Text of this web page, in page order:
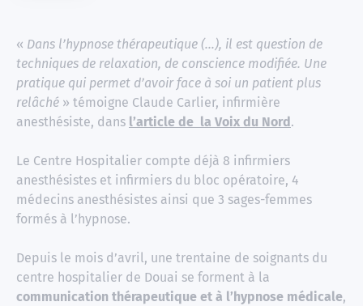
« Dans l’hypnose thérapeutique (…), il est question de
techniques de relaxation, de conscience modifiée. Une
pratique qui permet d’avoir face à soi un patient plus
relâché » témoigne Claude Carlier, infirmière
anesthésiste, dans l’article de la Voix du Nord.
Le Centre Hospitalier compte déjà 8 infirmiers
anesthésistes et infirmiers du bloc opératoire, 4
médecins anesthésistes ainsi que 3 sages-femmes
formés à l’hypnose.
Depuis le mois d’avril, une trentaine de soignants du
centre hospitalier de Douai se forment à la
communication thérapeutique et à l’hypnose médicale,